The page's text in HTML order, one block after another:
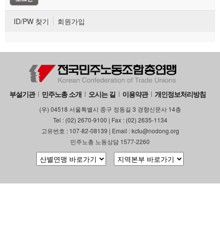
ID/PW 찾기 회원가입
부설기관 민주노총 소개 오시는 길 이용약관 개인정보처리방침
(우) 04518 서울특별시 중구 정동길 3 경향신문사 14층
Tel : (02) 2670-9100 | Fax : (02) 2635-1134
고유번호 : 107-82-08139 | Email : kctu@nodong.org
민주노총 노동상담 1577-2260